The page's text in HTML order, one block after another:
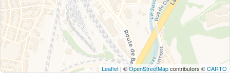
Leaflet | ©OpenStreetMapcontributors ©CARTO